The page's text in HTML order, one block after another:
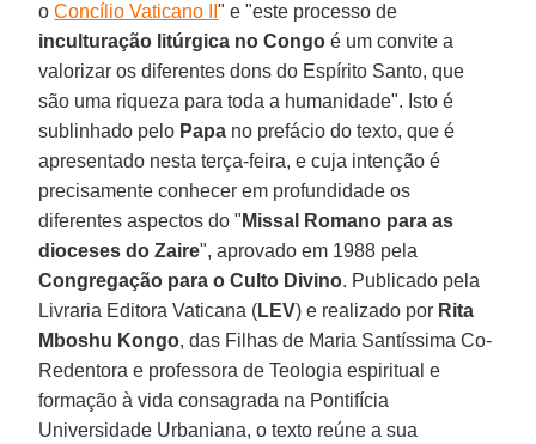
oConcílio Vaticano II" e "este processo de
inculturação litúrgica no Congo é um convite a
valorizar os diferentes dons do Espírito Santo, que
são uma riqueza para toda a humanidade". Isto é
sublinhado pelo Papa no prefácio do texto, que é
apresentado nesta terça-feira, e cuja intenção é
precisamente conhecer em profundidade os
diferentes aspectos do " Missal Romano para as
dioceses do Zaire", aprovado em 1988 pela
Congregação para o Culto Divino. Publicado pela
Livraria Editora Vaticana (LEV) e realizado por Rita
Mboshu Kongo, das Filhas de Maria Santíssima Co-
Redentora e professora de Teologia espiritual e
formação à vida consagrada na Pontifícia
Universidade Urbaniana, o texto reúne a sua